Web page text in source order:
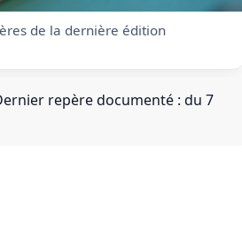
de la dernière édition
repère documenté : du 7